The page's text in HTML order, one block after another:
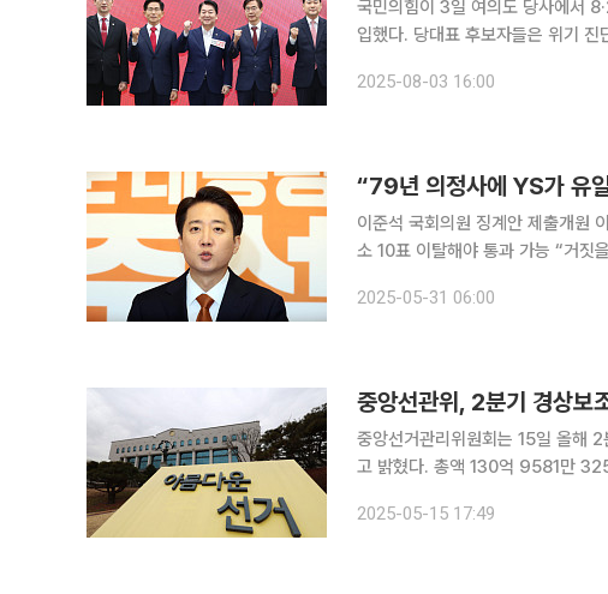
국민의힘이 3일 여의도 당사에서
입했다. 당대표 후보자들은 위기 진단과 개혁 비전을
서 일당백의 자세로 싸워왔다”면서
2025-08-03 16:00
“79년 의정사에 YS가 유
이준석 국회의원 징계안 제출개원
소 10표 이탈해야 통과 가능 “거짓을 거짓으로 덮고, 허위를 허위로 덮어온 개장사의 퇴장은 결국
2025-05-31 06:00
중앙선관위, 2분기 경상보
중앙선거관리위원회는 15일 올해
고 밝혔다. 총액 130억 9581만 3250원 중 더불어민주당이 59억 3만 7460원(45.06％)을, 국
(8.55％), 개혁신당 3억 5148만
2025-05-15 17:49